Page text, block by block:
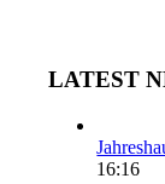
LATEST
16:16